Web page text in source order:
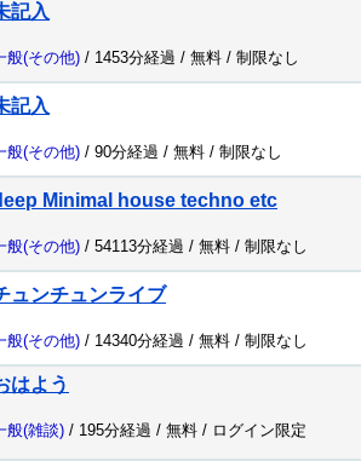
記入
般(その他) / 1453分経過 / 無料 / 制限なし
記入
般(その他) / 90分経過 / 無料 / 制限なし
Minimal house techno etc
般(その他) / 54113分経過 / 無料 / 制限なし
ュンチュンライブ
般(その他) / 14340分経過 / 無料 / 制限なし
はよう
般(雑談) / 195分経過 / 無料 / ログイン限定